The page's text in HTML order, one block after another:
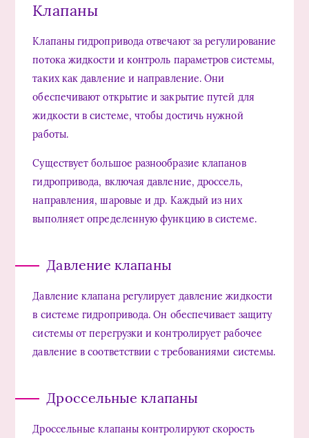
Клапаны
Клапаны гидропривода отвечают за регулирование
потока жидкости и контроль параметров системы,
таких как давление и направление. Они
обеспечивают открытие и закрытие путей для
жидкости в системе, чтобы достичь нужной
работы.
Существует большое разнообразие клапанов
гидропривода, включая давление, дроссель,
направления, шаровые и др. Каждый из них
выполняет определенную функцию в системе.
Давление клапаны
Давление клапана регулирует давление жидкости
в системе гидропривода. Он обеспечивает защиту
системы от перегрузки и контролирует рабочее
давление в соответствии с требованиями системы.
Дроссельные клапаны
Дроссельные клапаны контролируют скорость